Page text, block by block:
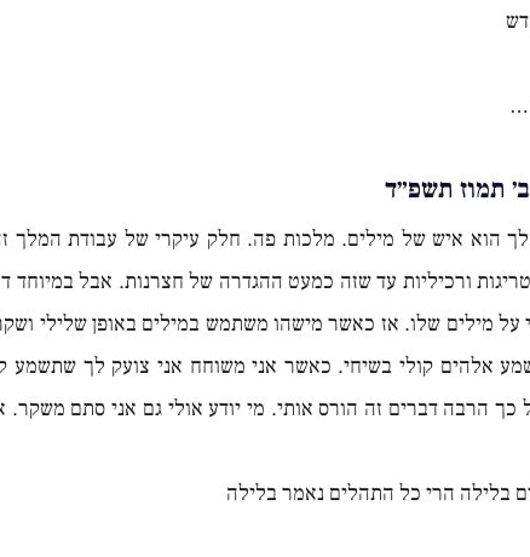
הוא איש של מילים. מלכות פה. חלק עיקרי של עבודת המלך
ורכיליות עד שזה כמעט ההגדרה של חצרנות. אבל במיוחד
מילים שלו. אז כאשר מישהו משתמש במילים באופן שלילי
אלהים קולי בשיחי. כאשר אני משוחח אני צועק לך שתשמע
הרבה דברים זה הורס אותי. מי יודע אולי גם אני סתם משקר.
בלילה הרי כל התהלים נאמר בלילה